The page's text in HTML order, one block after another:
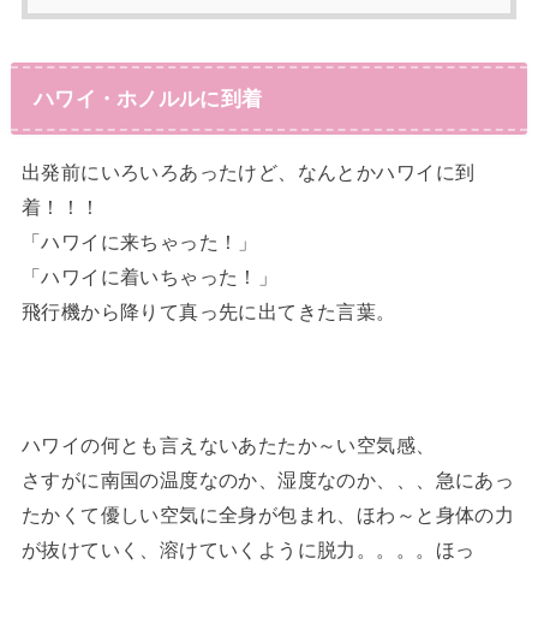
ハワイ・ホノルルに到着
出発前にいろいろあったけど、なんとかハワイに到
着！！！
「ハワイに来ちゃった！」
「ハワイに着いちゃった！」
飛行機から降りて真っ先に出てきた言葉。
ハワイの何とも言えないあたたか～い空気感、
さすがに南国の温度なのか、湿度なのか、、、急にあっ
たかくて優しい空気に全身が包まれ、ほわ～と身体の力
が抜けていく、溶けていくように脱力。。。。ほっ